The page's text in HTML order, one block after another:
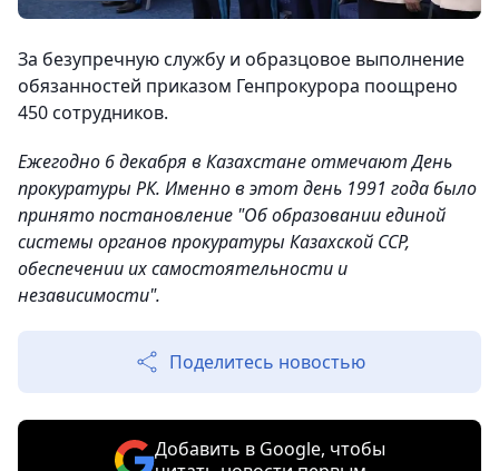
За безупречную службу и образцовое выполнение
обязанностей приказом Генпрокурора поощрено
450 сотрудников.
Ежегодно 6 декабря в Казахстане отмечают День
прокуратуры РК. Именно в этот день 1991 года было
принято постановление "Об образовании единой
системы органов прокуратуры Казахской ССР,
обеспечении их самостоятельности и
независимости".
Поделитесь новостью
Добавить в Google, чтобы